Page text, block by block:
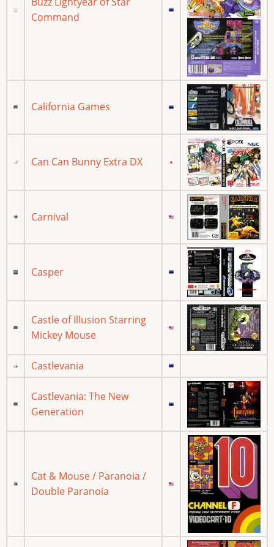
Command
California Games
Can Can Bunny Extra DX
Carnival
Casper
Castle of Illusion Starring
Mickey Mouse
Castlevania
Castlevania: The New
Generation
Cat & Mouse / Paranoia /
Double Paranoia